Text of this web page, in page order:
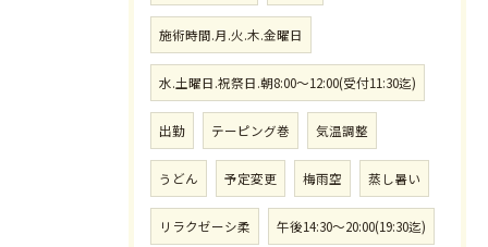
施術時間.月.火.木.金曜日
水.土曜日.祝祭日.朝8:00〜12:00(受付11:30迄)
出勤 テーピング巻 気温調整
うどん 予定変更 梅雨空 蒸し暑い
リラクゼーシ柔 午後14:30〜20:00(19:30迄)